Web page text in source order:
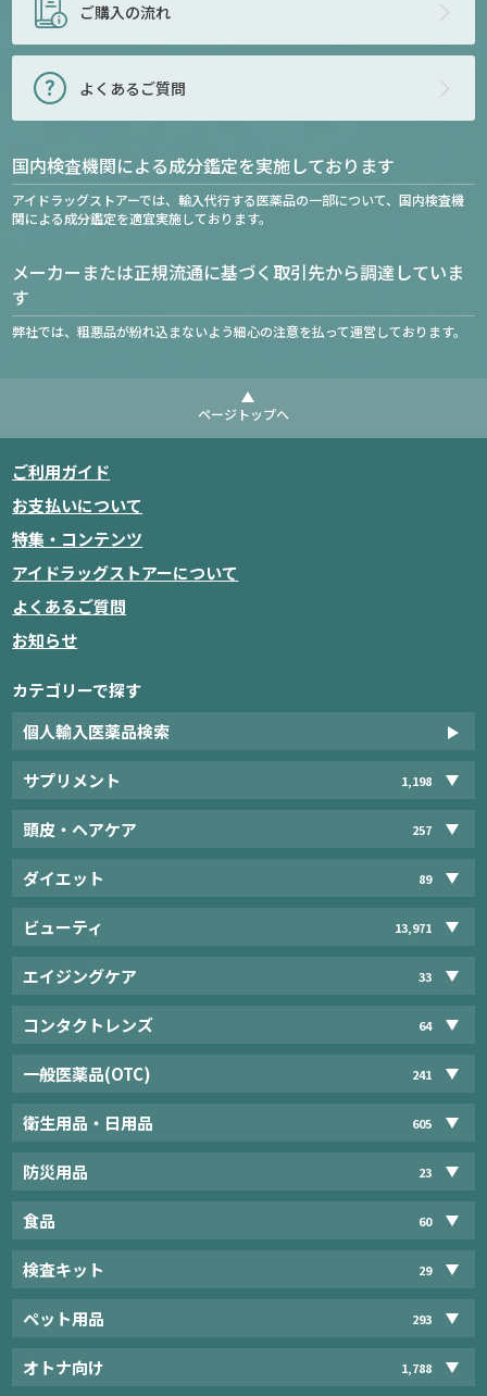
ご購入の流れ
よくあるご質問
国内検査機関による成分鑑定を実施しております
アイドラッグストアーでは、輸入代行する医薬品の一部について、国内検査機
関による成分鑑定を適宜実施しております。
メーカーまたは正規流通に基づく取引先から調達していま
す
弊社では、粗悪品が紛れ込まないよう細心の注意を払って運営しております。
ページトップへ
ご利用ガイド
お支払いについて
特集・コンテンツ
アイドラッグストアーについて
よくあるご質問
お知らせ
カテゴリーで探す
個人輸入医薬品検索
サプリメント 1,198
頭皮・ヘアケア 257
ダイエット 89
ビューティ 13,971
エイジングケア 33
コンタクトレンズ 64
一般医薬品(OTC) 241
衛生用品・日用品 605
防災用品 23
食品 60
検査キット 29
ペット用品 293
オトナ向け 1,788